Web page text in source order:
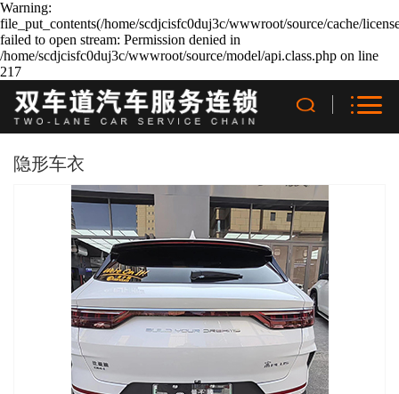
Warning:
file_put_contents(/home/scdjcisfc0duj3c/wwwroot/source/cache/
failed to open stream: Permission denied in
/home/scdjcisfc0duj3c/wwwroot/source/model/api.class.php on line
217
隐形车衣